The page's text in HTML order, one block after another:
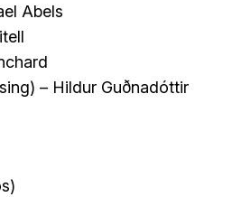
Abels
– Hildur Guðnadóttir